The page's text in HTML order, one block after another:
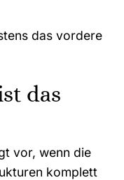
das vordere
das
vor, wenn die
komplett